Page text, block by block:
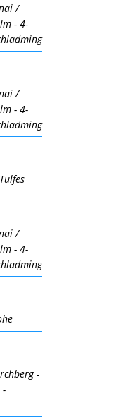
/
- 4-
/
- 4-
/
- 4-
-
-